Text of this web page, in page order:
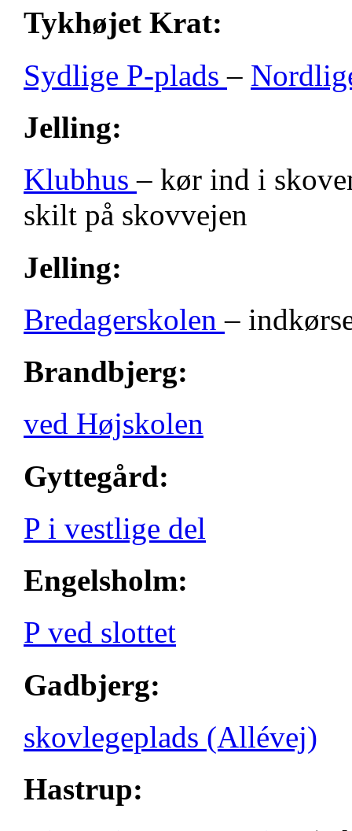
Tykhøjet Krat:
Sydlige P-plads–
Jelling:
Klubhus– kør ind i
skilt på skovvejen
Jelling:
Bredagerskolen–
Brandbjerg:
ved Højskolen
Gyttegård:
P i vestlige del
Engelsholm:
P ved slottet
Gadbjerg:
skovlegeplads (Allévej)
Hastrup: